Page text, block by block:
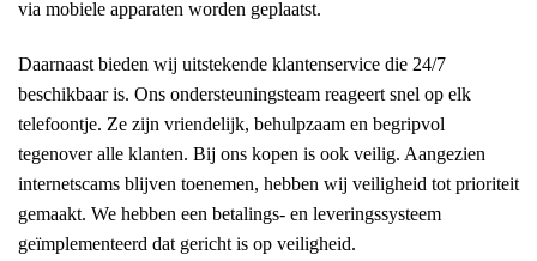
via mobiele apparaten worden geplaatst.
Daarnaast bieden wij uitstekende klantenservice die 24/7
beschikbaar is. Ons ondersteuningsteam reageert snel op elk
telefoontje. Ze zijn vriendelijk, behulpzaam en begripvol
tegenover alle klanten. Bij ons kopen is ook veilig. Aangezien
internetscams blijven toenemen, hebben wij veiligheid tot prioriteit
gemaakt. We hebben een betalings- en leveringssysteem
geïmplementeerd dat gericht is op veiligheid.